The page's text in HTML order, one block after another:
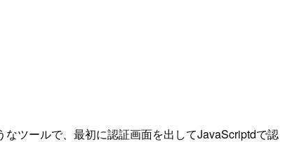
ツールで、最初に認証画面を出してJavaScriptdで認